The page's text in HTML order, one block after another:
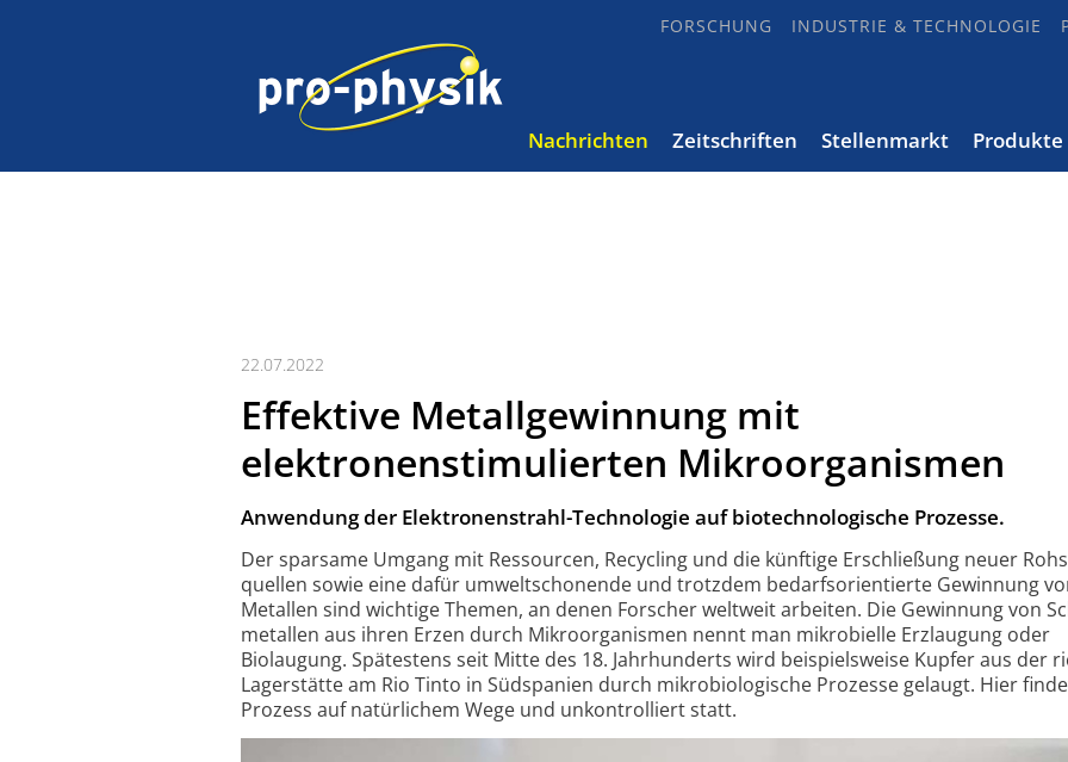
FORSCHUNG INDUSTRIE & TECHNOLOGIE
Nachrichten Zeitschriften Stellenmarkt Produkte
22.07.2022
Effektive Metallgewinnung mit
elektronenstimulierten Mikroorganismen
Anwendung der Elektronenstrahl-Technologie auf biotechnologische Prozesse.
Der sparsame Umgang mit Ressourcen, Recycling und die künftige Erschließung neuer
quellen sowie eine dafür umwelt­schonende und trotzdem bedarfs­orientierte Gewinnung
Metallen sind wichtige Themen, an denen Forscher weltweit arbeiten. Die Gewinnung von
metallen aus ihren Erzen durch Mikro­organismen nennt man mikro­bielle Erzlaugung oder
Biolaugung. Spätestens seit Mitte des 18. Jahrhunderts wird beispiels­weise Kupfer aus der
Lagerstätte am Rio Tinto in Südspanien durch mikro­biologische Prozesse gelaugt. Hier
Prozess auf natür­lichem Wege und unkontrolliert statt.